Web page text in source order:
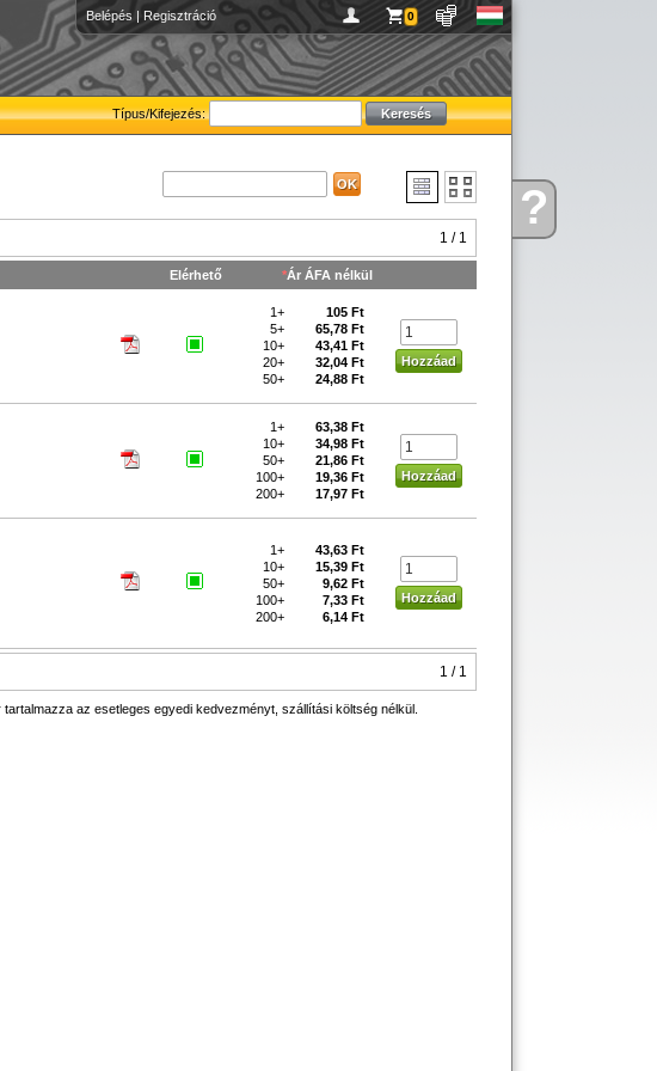
Kérdése
van
?
Belépés | Regisztráció 0
Típus/Kifejezés:
1 / 1
Elérhető *Ár ÁFA nélkül
1+
105 Ft
5+
65,78 Ft
10+
43,41 Ft
20+
32,04 Ft
50+
24,88 Ft
1+
63,38 Ft
10+
34,98 Ft
50+
21,86 Ft
100+
19,36 Ft
200+
17,97 Ft
1+
43,63 Ft
10+
15,39 Ft
50+
9,62 Ft
100+
7,33 Ft
200+
6,14 Ft
1 / 1
tartalmazza az esetleges egyedi kedvezményt, szállítási költség nélkül.